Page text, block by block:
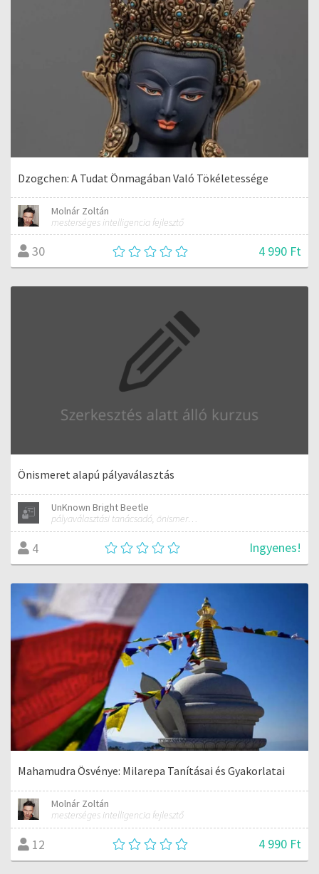
Dzogchen: A Tudat Önmagában Való Tökéletessége
Molnár Zoltán
mesterséges intelligencia fejlesztő
30 4 990 Ft
Önismeret alapú pályaválasztás
UnKnown Bright Beetle
pályaválasztási tanácsadó, önismereti tréner
4 Ingyenes!
Mahamudra Ösvénye: Milarepa Tanításai és Gyakorlatai
Molnár Zoltán
mesterséges intelligencia fejlesztő
12 4 990 Ft